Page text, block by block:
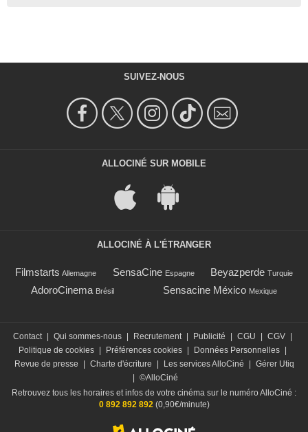
SUIVEZ-NOUS
ALLOCINÉ SUR MOBILE
ALLOCINÉ À L'ÉTRANGER
Filmstarts Allemagne SensaCine Espagne Beyazperde Turquie
AdoroCinema Brésil Sensacine México Mexique
Contact Qui sommes-nous Recrutement Publicité CGU CGV
Politique de cookies
Préférences cookies Données Personnelles
Revue de presse
Charte d'écriture Les services AlloCiné
Gérer Utiq
©AlloCiné
Retrouvez tous les horaires et infos de votre cinéma sur le numéro AlloCiné :
0 892 892 892(0,90€/minute)